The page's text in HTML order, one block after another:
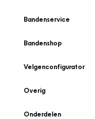
Bandenservice
Bandenshop
Velgenconfigurator
Overig
Onderdelen